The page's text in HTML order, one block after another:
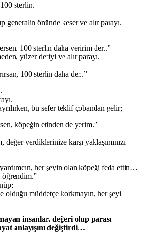
sterlin.
generalin önünde keser ve alır parayı.
100 sterlin daha veririm der..”
yüzer deriyi ve alır parayı.
100 sterlin daha der..”
bu sefer teklif çobandan gelir;
köpeğin etinden de yerim.”
değer verdiklerinize karşı yaklaşımınızı
her şeyin olan köpeği feda ettin…
öğrendim.”
olduğu müddetçe korkmayın, her şeyi
insanlar, değeri olup parası
anlayışını değiştirdi…